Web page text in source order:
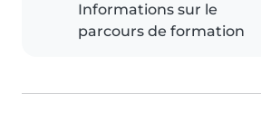
Informations sur le
parcours de formation